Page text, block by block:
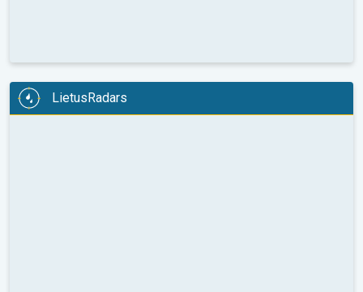
LietusRadars